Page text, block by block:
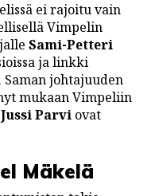
ei rajoitu vain
Vimpelin
Sami-Petteri
ja linkki
johtajuuden
mukaan Vimpeliin
Jussi Parvi ovat
Mäkelä